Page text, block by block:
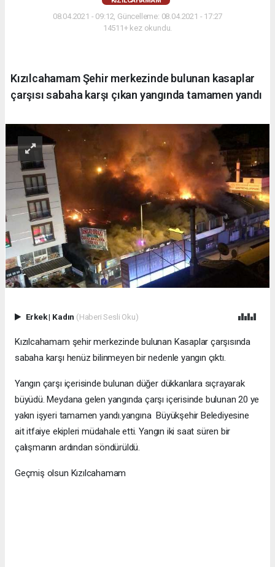
08.04.2021 - 09:12, Güncelleme: 08.04.2021 - 17:27
14511+ kez okundu.
Kızılcahamam Şehir merkezinde bulunan kasaplar
çarşısı sabaha karşı çıkan yangında tamamen yandı
Erkek| Kadın (Haberi Sesli Oku)
Kızılcahamam şehir merkezinde bulunan Kasaplar çarşısında
sabaha karşı henüz bilinmeyen bir nedenle yangın çıktı.
Yangın çarşı içerisinde bulunan düğer dükkanlara sıçrayarak
büyüdü. Meydana gelen yangında çarşı içerisinde bulunan 20 ye
yakın işyeri tamamen yandı.yangına Büyükşehir Belediyesine
ait itfaiye ekipleri müdahale etti. Yangın iki saat süren bir
çalışmanın ardından söndürüldü.
Geçmiş olsun Kızılcahamam